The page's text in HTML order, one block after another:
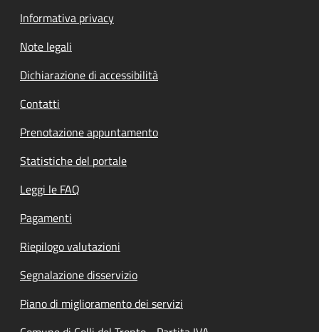
Informativa privacy
Note legali
Dichiarazione di accessibilità
Contatti
Prenotazione appuntamento
Statistiche del portale
Leggi le FAQ
Pagamenti
Riepilogo valutazioni
Segnalazione disservizio
Piano di miglioramento dei servizi